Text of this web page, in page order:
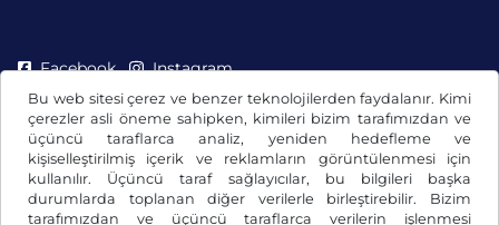
Bu web sitesi çerez ve benzer teknolojilerden faydalanır. Kimi
çerezler asli öneme sahipken, kimileri bizim tarafımızdan ve
üçüncü taraflarca analiz, yeniden hedefleme ve
kişiselleştirilmiş içerik ve reklamların görüntülenmesi için
kullanılır. Üçüncü taraf sağlayıcılar, bu bilgileri başka
durumlarda toplanan diğer verilerle birleştirebilir. Bizim
tarafımızdan ve üçüncü taraflarca verilerin işlenmesi
Facebook Instagram